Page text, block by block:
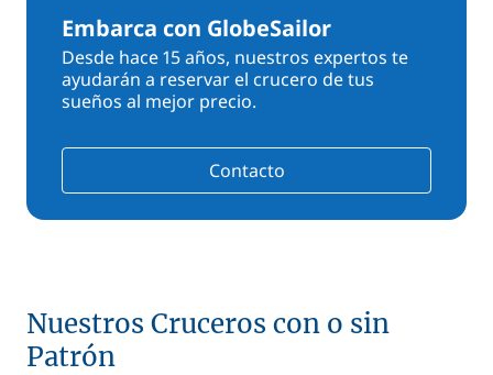
Embarca con GlobeSailor
Desde hace 15 años, nuestros expertos te
ayudarán a reservar el crucero de tus
sueños al mejor precio.
Contacto
Nuestros Cruceros con o sin
Patrón